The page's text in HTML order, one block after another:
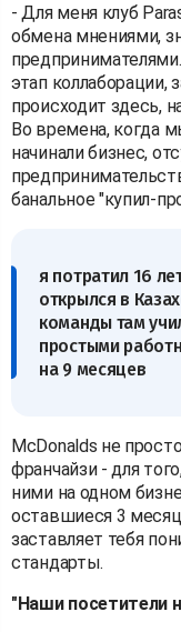
- Для меня клуб
обмена мнениями,
этап коллаборации,
происходит здесь,
Во времена, когда
начинали бизнес,
банальное "купил-
я потратил 16
открылся в
команды там
простыми
на 9 месяцев
McDonalds не
франчайзи - для
ними на одном
оставшиеся 3
заставляет тебя
стандарты.
"Наши посетители